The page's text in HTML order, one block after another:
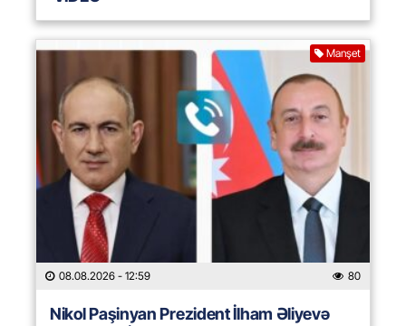
Manşet
08.08.2026 - 12:59 80
Nikol Paşinyan Prezident İlham Əliyevə